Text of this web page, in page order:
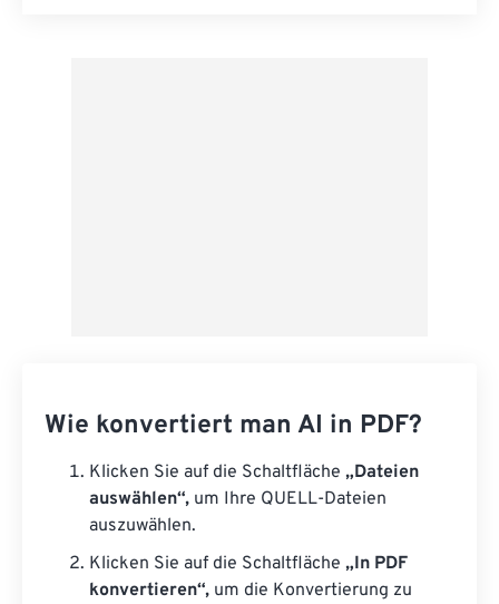
Wie konvertiert man AI in PDF?
Klicken Sie auf die Schaltfläche „Dateien
auswählen“, um Ihre QUELL-Dateien
auszuwählen.
Klicken Sie auf die Schaltfläche „In PDF
konvertieren“, um die Konvertierung zu